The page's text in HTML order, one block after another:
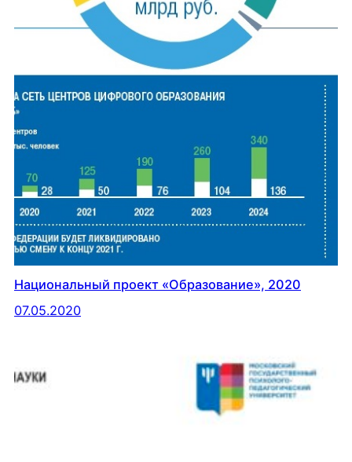
Национальный проект «Образование», 2020
07.05.2020